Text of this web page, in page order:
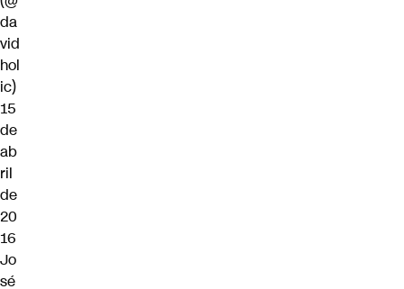
da
vid
hol
ic)
15
de
ab
ril
de
20
16
Jo
sé